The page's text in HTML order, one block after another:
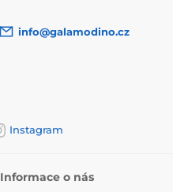
info@galamodino.cz
Instagram
Informace o nás